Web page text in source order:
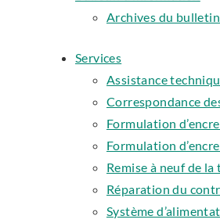
Archives du bulletin
Services
Assistance
Correspondance
Formulation
Formulation
Remise à neuf de la
Réparation du
Système